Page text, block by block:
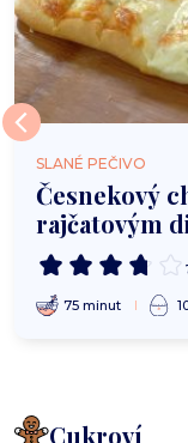
SLANÉ PEČIVO
Česnekový
rajčatovým
75 minut
Cukroví